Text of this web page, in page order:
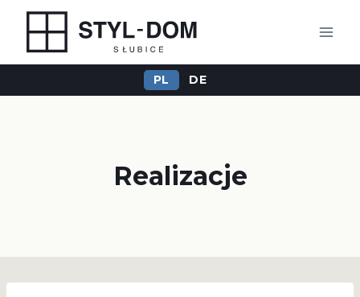
Przejdź
treści
PL DE
Realizacje